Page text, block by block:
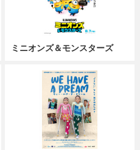
ミニオンズ＆モンスターズ